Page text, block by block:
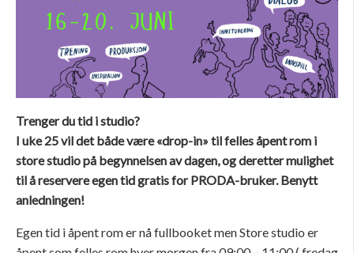
Trenger du tid i studio?
I uke 25 vil det både være «drop-in» til felles åpent rom i
store studio på begynnelsen av dagen, og deretter mulighet
til å reservere egen tid gratis for PRODA-bruker.Benytt
anledningen!
Egen tid i åpent rom er nå fullbooket men Store studio er